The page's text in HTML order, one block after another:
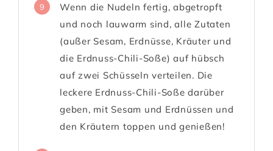
9
Wenn die Nudeln fertig, abgetropft
und noch lauwarm sind, alle Zutaten
(außer Sesam, Erdnüsse, Kräuter und
die Erdnuss-Chili-Soße) auf hübsch
auf zwei Schüsseln verteilen. Die
leckere Erdnuss-Chili-Soße darüber
geben, mit Sesam und Erdnüssen und
den Kräutern toppen und genießen!